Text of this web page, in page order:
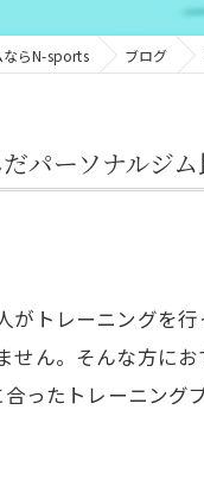
らN-sports ブログ
パーソナルジ
トレーニングを
ん。そんな方に
ったトレーニン